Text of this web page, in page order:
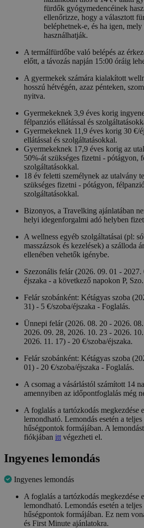
fürdők gyógymedencéinek
ellenőrizze, hogy a választott
beléphetnek-e, és ha igen, mely
használhatják.
A termálfürdőbe való belépés az
előtt, a távozás napján 15:00 óráig
A gyermekek számára kialakított
hosszú hétvégén, azaz pénteken,
nyitva.
Gyermekeknek 3,9 éves korig
félpanziós ellátással és
Gyermekeknek 11,9 éves korig 30 €/
ellátással és szolgáltatásokkal.
Gyermekeknek 17,9 éves korig az
50%-át szükséges fizetni - pótágyon,
szolgáltatásokkal.
18 év feletti személynek az utalvány
szükséges fizetni - pótágyon,
szolgáltatásokkal.
Bizonyos, a Travelking ajánlatában
helyi idegenforgalmi adó helyben
A wellness egyéb szolgáltatásai (pl:
masszázsok és kezelések) a szálloda
ellenében vehetők igénybe.
Szezonális felár (2026. 09. 01 -
éjszaka - a következő napokon P, Szo.
Felár szobánként: Kétágyas szoba
31) - 5 €/szoba/éjszaka - Foglalás.
Ünnepi felár (2026. 08. 20 - 2026.
2026. 09. 28, 2026. 10. 23 - 2026.
2026. 11. 17) - 20 €/szoba/éjszaka.
Felár szobánként: Kétágyas szoba
01) - 20 €/szoba/éjszaka - Foglalás.
A csomag a vásárlástól számított 14
amennyiben az időpontfoglalás még
A foglalás a tartózkodás megkezdése
lemondható. Lemondás esetén a
hűségpontok formájában. A
fiókjában ittvégezheti el.
Ingyenes lemondás
Ingyenes lemondás
A foglalás a tartózkodás megkezdése
lemondható. Lemondás esetén a
hűségpontok formájában. Ez nem
és First Minute ajánlatokra.